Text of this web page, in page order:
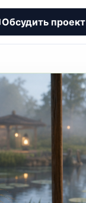
Обсудить проект